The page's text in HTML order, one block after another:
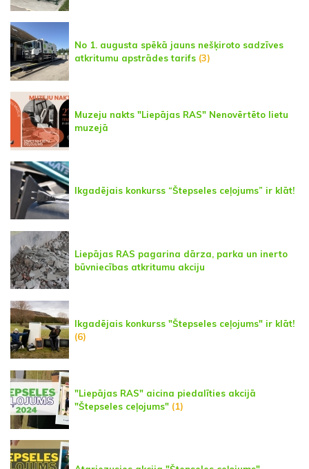
No 1. augusta spēkā jauns nešķiroto sadzīves
atkritumu apstrādes tarifs (3)
Muzeju nakts "Liepājas RAS" Nenovērtēto lietu
muzejā
Ikgadējais konkurss “Štepseles ceļojums” ir klāt!
Liepājas RAS pagarina dārza, parka un inerto
būvniecības atkritumu akciju
Ikgadējais konkurss "Štepseles ceļojums" ir klāt!
(6)
"Liepājas RAS" aicina piedalīties akcijā
"Štepseles ceļojums" (1)